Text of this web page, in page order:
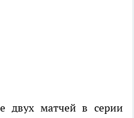
двух матчей в серии